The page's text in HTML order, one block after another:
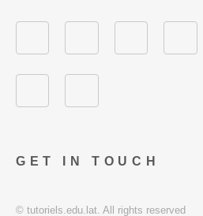
GET IN TOUCH
© tutoriels.edu.lat. All rights reserved